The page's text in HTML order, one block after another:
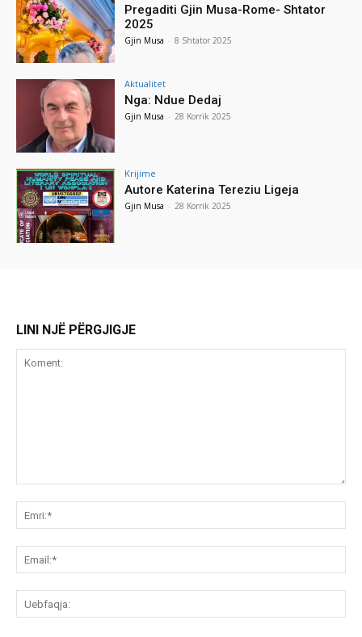
Pregaditi Gjin Musa-Rome- Shtator
2025
Gjin Musa - 8 Shtator 2025
Aktualitet
Nga: Ndue Dedaj
Gjin Musa - 28 Korrik 2025
Krijime
Autore Katerina Tereziu Ligeja
Gjin Musa - 28 Korrik 2025
LINI NJË PËRGJIGJE